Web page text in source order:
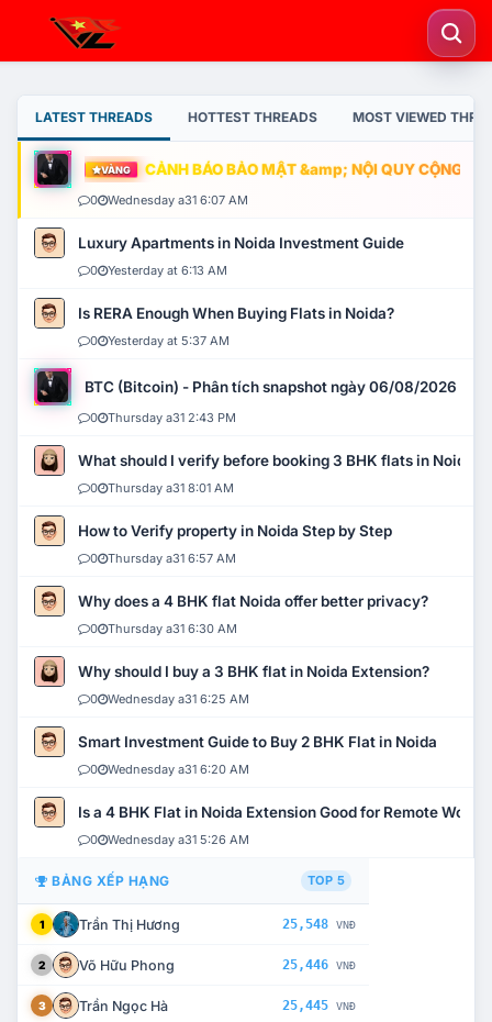
LATEST THREADS HOTTEST THREADS MOST VIEWED
VÀNG CẢNH BÁO BẢO MẬT &amp; NỘI QUY CỘNG
0 Wednesday a31 6:07 AM
Luxury Apartments in Noida Investment Guide
0 Yesterday at 6:13 AM
Is RERA Enough When Buying Flats in Noida?
0 Yesterday at 5:37 AM
BTC (Bitcoin) - Phân tích snapshot ngày 06/08/2026
0 Thursday a31 2:43 PM
What should I verify before booking 3 BHK flats in Noida?
0 Thursday a31 8:01 AM
How to Verify property in Noida Step by Step
0 Thursday a31 6:57 AM
Why does a 4 BHK flat Noida offer better privacy?
0 Thursday a31 6:30 AM
Why should I buy a 3 BHK flat in Noida Extension?
0 Wednesday a31 6:25 AM
Smart Investment Guide to Buy 2 BHK Flat in Noida
0 Wednesday a31 6:20 AM
Is a 4 BHK Flat in Noida Extension Good for Remote Work?
0 Wednesday a31 5:26 AM
BẢNG XẾP HẠNG TOP 5
1 Trần Thị Hương 25,548 VNĐ
2 Võ Hữu Phong 25,446 VNĐ
3 Trần Ngọc Hà 25,445 VNĐ